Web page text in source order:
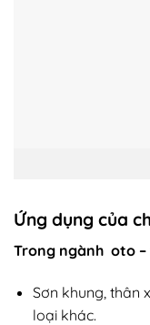
Ứng dụng của
Trong ngành oto –
Sơn khung, thân
loại khác.